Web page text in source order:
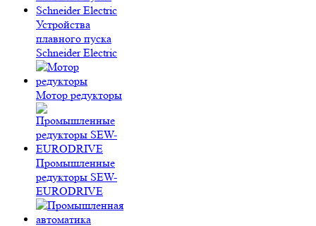
Устройства
плавного пуска
Schneider Electric
Мотор редукторы
Промышленные
редукторы SEW-
EURODRIVE